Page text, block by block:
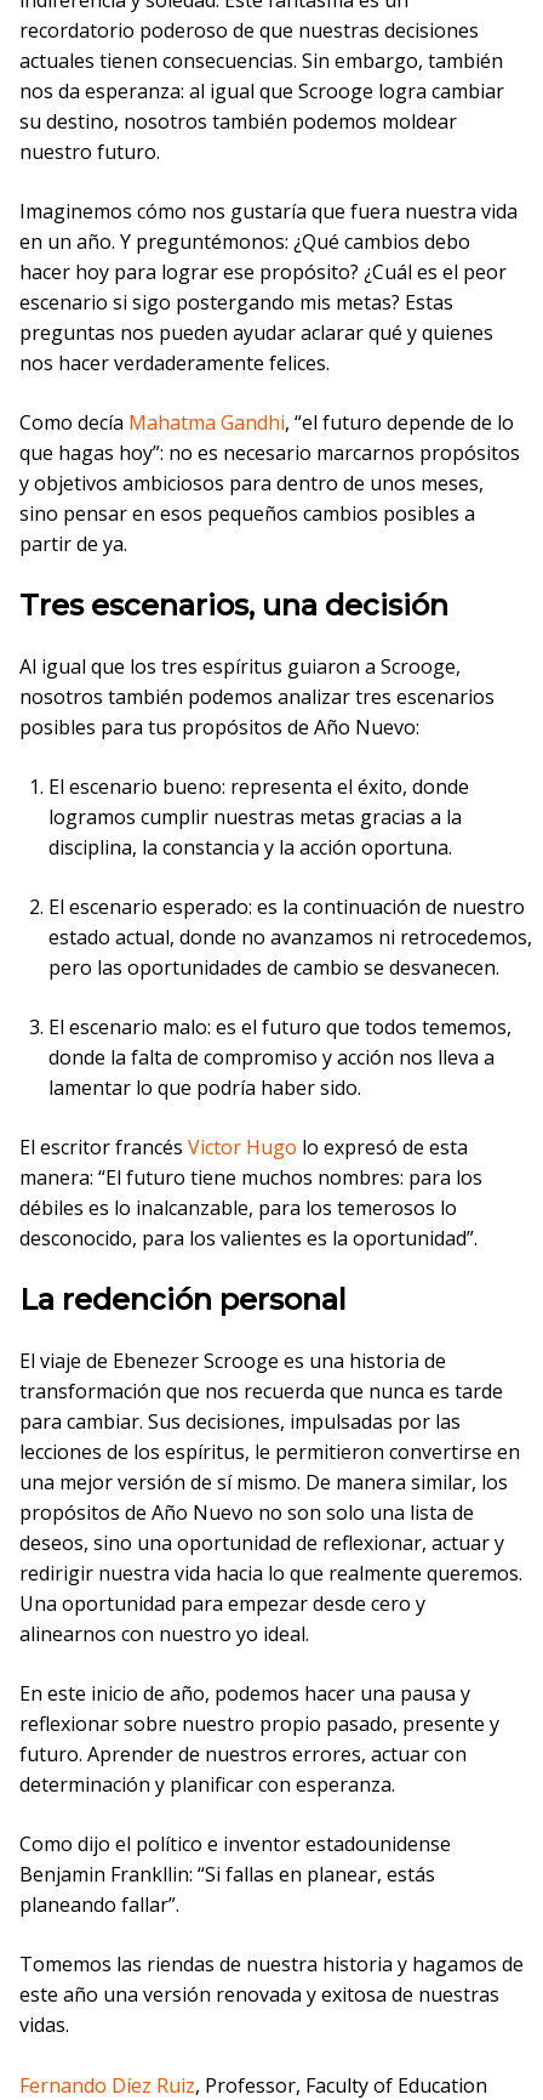
recordatorio poderoso de que nuestras decisiones
actuales tienen consecuencias. Sin embargo, también
nos da esperanza: al igual que Scrooge logra cambiar
su destino, nosotros también podemos moldear
nuestro futuro.
Imaginemos cómo nos gustaría que fuera nuestra vida
en un año. Y preguntémonos: ¿Qué cambios debo
hacer hoy para lograr ese propósito? ¿Cuál es el peor
escenario si sigo postergando mis metas? Estas
preguntas nos pueden ayudar aclarar qué y quienes
nos hacer verdaderamente felices.
Como decía Mahatma Gandhi, “el futuro depende de lo
que hagas hoy”: no es necesario marcarnos propósitos
y objetivos ambiciosos para dentro de unos meses,
sino pensar en esos pequeños cambios posibles a
partir de ya.
Tres escenarios, una decisión
Al igual que los tres espíritus guiaron a Scrooge,
nosotros también podemos analizar tres escenarios
posibles para tus propósitos de Año Nuevo:
El escenario bueno: representa el éxito, donde
logramos cumplir nuestras metas gracias a la
disciplina, la constancia y la acción oportuna.
El escenario esperado: es la continuación de nuestro
estado actual, donde no avanzamos ni retrocedemos,
pero las oportunidades de cambio se desvanecen.
El escenario malo: es el futuro que todos tememos,
donde la falta de compromiso y acción nos lleva a
lamentar lo que podría haber sido.
El escritor francés Victor Hugo lo expresó de esta
manera: “El futuro tiene muchos nombres: para los
débiles es lo inalcanzable, para los temerosos lo
desconocido, para los valientes es la oportunidad”.
La redención personal
El viaje de Ebenezer Scrooge es una historia de
transformación que nos recuerda que nunca es tarde
para cambiar. Sus decisiones, impulsadas por las
lecciones de los espíritus, le permitieron convertirse en
una mejor versión de sí mismo. De manera similar, los
propósitos de Año Nuevo no son solo una lista de
deseos, sino una oportunidad de reflexionar, actuar y
redirigir nuestra vida hacia lo que realmente queremos.
Una oportunidad para empezar desde cero y
alinearnos con nuestro yo ideal.
En este inicio de año, podemos hacer una pausa y
reflexionar sobre nuestro propio pasado, presente y
futuro. Aprender de nuestros errores, actuar con
determinación y planificar con esperanza.
Como dijo el político e inventor estadounidense
Benjamin Frankllin: “Si fallas en planear, estás
planeando fallar”.
Tomemos las riendas de nuestra historia y hagamos de
este año una versión renovada y exitosa de nuestras
vidas.
Fernando Díez Ruiz, Professor, Faculty of Education